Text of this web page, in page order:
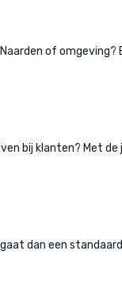
of
bij klanten? Met
dan een